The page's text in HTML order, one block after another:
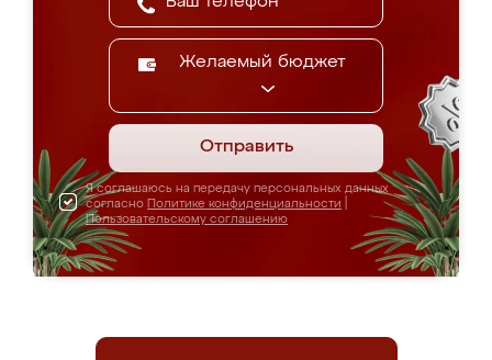
Желаемый бюджет
Отправить
Я соглашаюсь на передачу персональных данных
согласно Политике конфиденциальности
Пользовательскому соглашению